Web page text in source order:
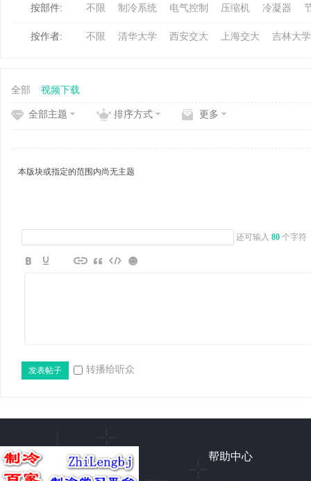
按部件: 不限 制冷系统 电气控制 压缩机 冷凝器
按作者: 不限 清华大学 西安交大 上海交大 吉林大学
全部 视频下载
全部主题 排序方式 更多
本版块或指定的范围内尚无主题
还可输入 80 个字符
发表帖子 转播给听众
帮助中心